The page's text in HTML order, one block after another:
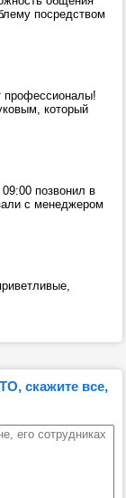
посредством
профессионалы!
который
позвонил в
с менеджером
скажите все,